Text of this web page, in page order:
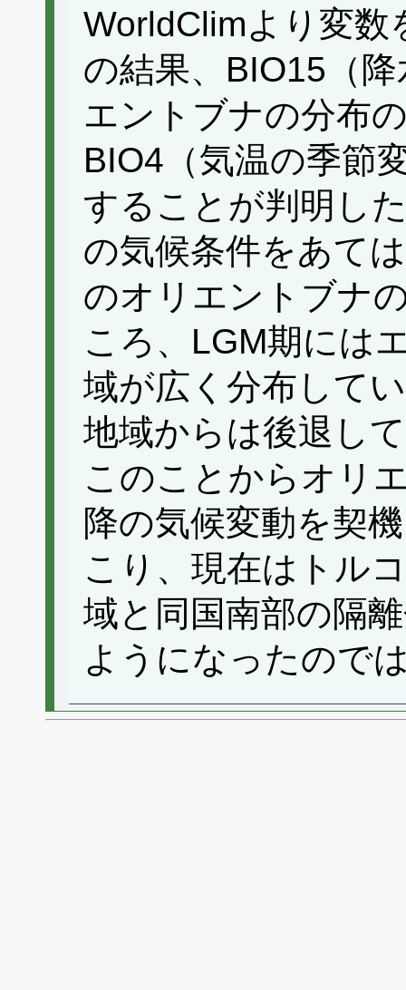
WorldClimより変数
の結果、BIO15（
エントブナの分布
BIO4（気温の季節
することが判明し
の気候条件をあて
のオリエントブナ
ころ、LGM期には
域が広く分布して
地域からは後退し
このことからオリ
降の気候変動を契
こり、現在はトル
域と同国南部の隔
ようになったので